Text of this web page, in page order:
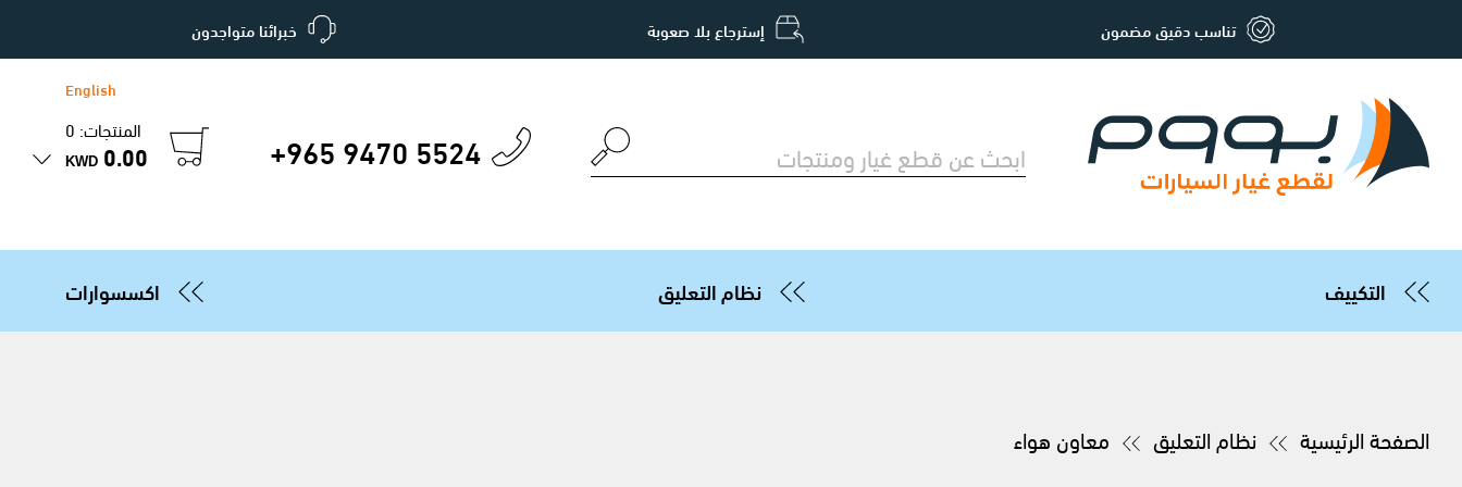
تناسب دقيق مضمون إسترجاع بلا صعوبة خبرائنا متواجدون
English
+965 9470 5524 المنتجات: 0
0.00
KWD
التكييف نظام التعليق اكسسوارات
الصفحة الرئيسية نظام التعليق معاون هواء